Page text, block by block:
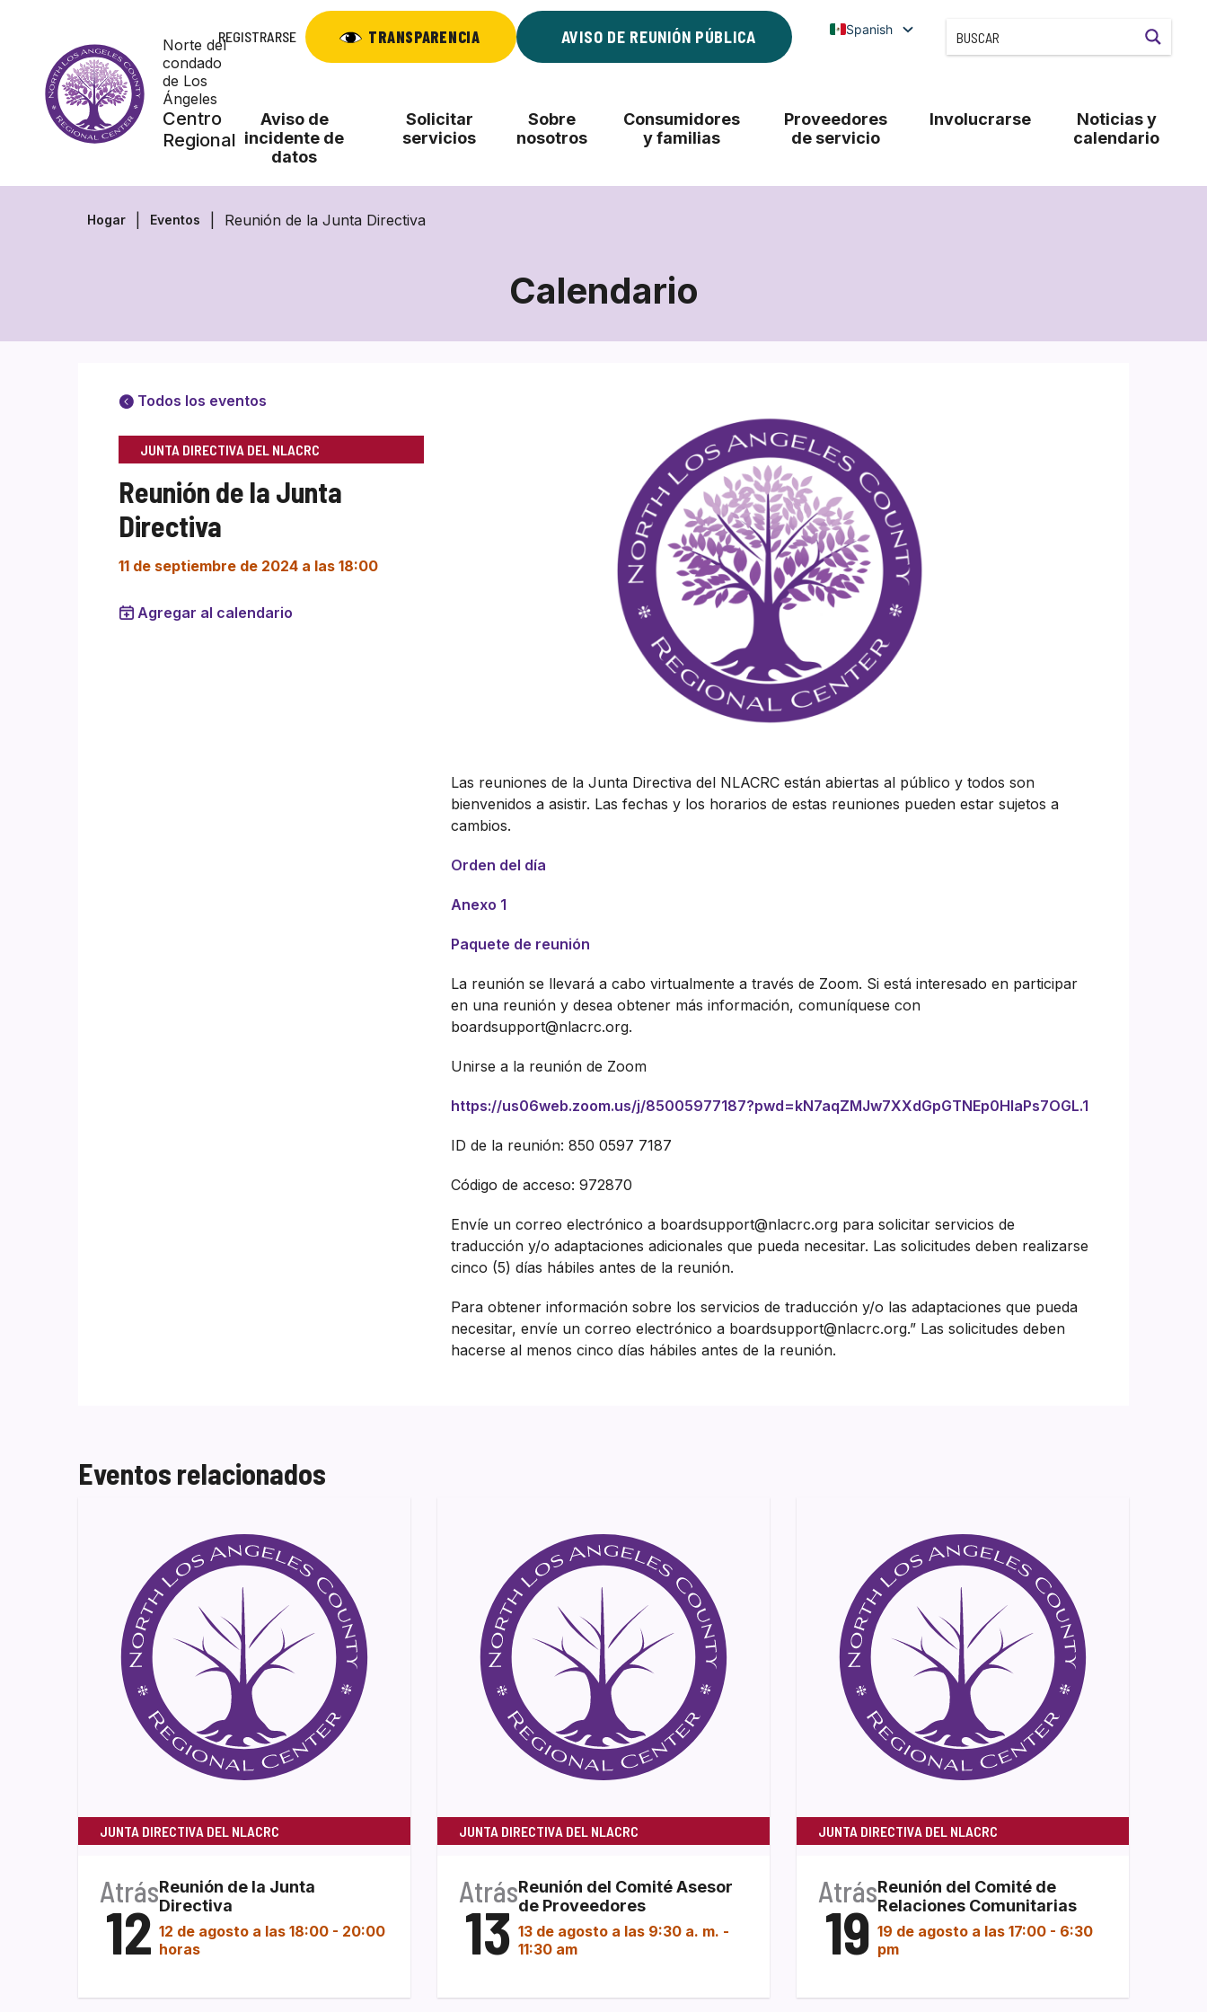
contenido
Norte del
condado
de Los
Ángeles
Centro
Regional
REGISTRARSE TRANSPARENCIA AVISO DE REUNIÓN PÚBLICA Spanish
Aviso de
incidente de
datos
Solicitar
servicios
Sobre
nosotros
Consumidores
y familias
Proveedores
de servicio
Involucrarse
Noticias y
calendario
Hogar Eventos Reunión de la Junta Directiva
Calendario
Todos los eventos
JUNTA DIRECTIVA DEL NLACRC
Reunión de la Junta
Directiva
11 de septiembre de 2024 a las 18:00
Agregar al calendario
Las reuniones de la Junta Directiva del NLACRC están abiertas al público y todos son
bienvenidos a asistir. Las fechas y los horarios de estas reuniones pueden estar sujetos a
cambios.
Orden del día
Anexo 1
Paquete de reunión
La reunión se llevará a cabo virtualmente a través de Zoom. Si está interesado en participar
en una reunión y desea obtener más información, comuníquese con
boardsupport@nlacrc.org.
Unirse a la reunión de Zoom
https://us06web.zoom.us/j/85005977187?pwd=kN7aqZMJw7XXdGpGTNEp0HlaPs7OGL.1
ID de la reunión: 850 0597 7187
Código de acceso: 972870
Envíe un correo electrónico a boardsupport@nlacrc.org para solicitar servicios de
traducción y/o adaptaciones adicionales que pueda necesitar. Las solicitudes deben realizarse
cinco (5) días hábiles antes de la reunión.
Para obtener información sobre los servicios de traducción y/o las adaptaciones que pueda
necesitar, envíe un correo electrónico a boardsupport@nlacrc.org.” Las solicitudes deben
hacerse al menos cinco días hábiles antes de la reunión.
Eventos relacionados
JUNTA DIRECTIVA DEL NLACRC
Atrás
12
Reunión de la Junta
Directiva
12 de agosto a las 18:00 - 20:00
horas
JUNTA DIRECTIVA DEL NLACRC
Atrás
13
Reunión del Comité Asesor
de Proveedores
13 de agosto a las 9:30 a. m. -
11:30 am
JUNTA DIRECTIVA DEL NLACRC
Atrás
19
Reunión del Comité de
Relaciones Comunitarias
19 de agosto a las 17:00 - 6:30
pm